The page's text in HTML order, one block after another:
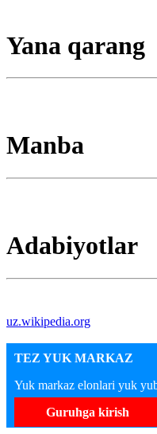
Yana qarang
Manba
Adabiyotlar
uz.wikipedia.org
TEZ YUK MARKAZ
Yuk markaz elonlari yuk
Guruhga kirish